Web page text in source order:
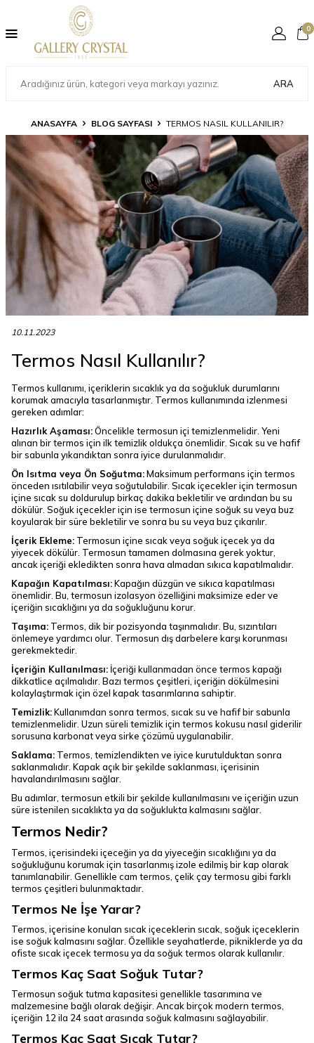
ARA
0
ANASAYFA BLOG SAYFASI TERMOS NASIL KULLANILIR?
10.11.2023
Termos Nasıl Kullanılır?
Termos kullanımı, içeriklerin sıcaklık ya da soğukluk durumlarını
korumak amacıyla tasarlanmıştır. Termos kullanımında izlenmesi
gereken adımlar:
Hazırlık Aşaması:Öncelikle termosun içi temizlenmelidir. Yeni
alınan bir termos için ilk temizlik oldukça önemlidir. Sıcak su ve hafif
bir sabunla yıkandıktan sonra iyice durulanmalıdır.
Ön Isıtma veya Ön Soğutma:Maksimum performans için termos
önceden ısıtılabilir veya soğutulabilir. Sıcak içecekler için termosun
içine sıcak su doldurulup birkaç dakika bekletilir ve ardından bu su
dökülür. Soğuk içecekler için ise termosun içine soğuk su veya buz
koyularak bir süre bekletilir ve sonra bu su veya buz çıkarılır.
İçerik Ekleme: Termosun içine sıcak veya soğuk içecek ya da
yiyecek dökülür. Termosun tamamen dolmasına gerek yoktur,
ancak içeriği ekledikten sonra hava almadan sıkıca kapatılmalıdır.
Kapağın Kapatılması:Kapağın düzgün ve sıkıca kapatılması
önemlidir. Bu, termosun izolasyon özelliğini maksimize eder ve
içeriğin sıcaklığını ya da soğukluğunu korur.
Taşıma: Termos, dik bir pozisyonda taşınmalıdır. Bu, sızıntıları
önlemeye yardımcı olur. Termosun dış darbelere karşı korunması
gerekmektedir.
İçeriğin Kullanılması: İçeriği kullanmadan önce termos kapağı
dikkatlice açılmalıdır. Bazı termos çeşitleri, içeriğin dökülmesini
kolaylaştırmak için özel kapak tasarımlarına sahiptir.
Temizlik:Kullanımdan sonra termos, sıcak su ve hafif bir sabunla
temizlenmelidir. Uzun süreli temizlik için termos kokusu nasıl giderilir
sorusuna karbonat veya sirke çözümü uygulanabilir.
Saklama: Termos, temizlendikten ve iyice kurutulduktan sonra
saklanmalıdır. Kapak açık bir şekilde saklanması, içerisinin
havalandırılmasını sağlar.
Bu adımlar, termosun etkili bir şekilde kullanılmasını ve içeriğin uzun
süre istenilen sıcaklıkta ya da soğuklukta kalmasını sağlar.
Termos Nedir?
Termos, içerisindeki içeceğin ya da yiyeceğin sıcaklığını ya da
soğukluğunu korumak için tasarlanmış izole edilmiş bir kap olarak
tanımlanabilir. Genellikle cam termos, çelik çay termosu gibi farklı
termos çeşitleri bulunmaktadır.
Termos Ne İşe Yarar?
Termos, içerisine konulan sıcak içeceklerin sıcak, soğuk içeceklerin
ise soğuk kalmasını sağlar. Özellikle seyahatlerde, pikniklerde ya da
ofiste sıcak içecek termosu ya da soğuk termos olarak kullanılır.
Termos Kaç Saat Soğuk Tutar?
Termosun soğuk tutma kapasitesi genellikle tasarımına ve
malzemesine bağlı olarak değişir. Ancak birçok modern termos,
içeriğin 12 ila 24 saat arasında soğuk kalmasını sağlayabilir.
Termos Kaç Saat Sıcak Tutar?